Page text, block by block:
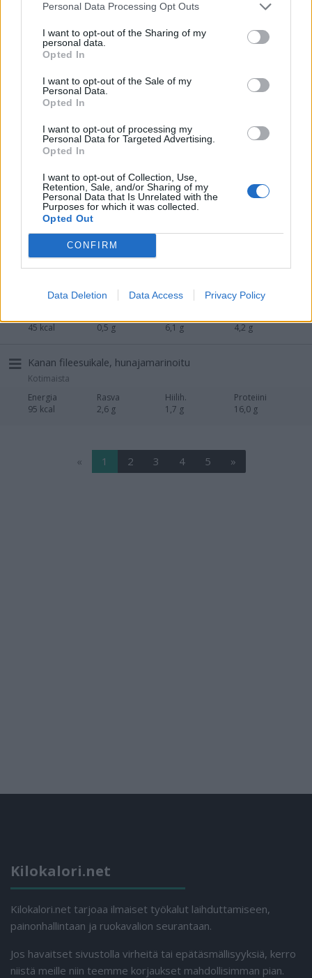
Personal Data Processing Opt Outs
I want to opt-out of the Sharing of my
personal data.
Opted In
I want to opt-out of the Sale of my
Personal Data.
Opted In
I want to opt-out of processing my
Personal Data for Targeted Advertising.
Opted In
I want to opt-out of Collection, Use,
Retention, Sale, and/or Sharing of my
Personal Data that Is Unrelated with the
Purposes for which it was collected.
Opted Out
CONFIRM
Data Deletion Data Access Privacy Policy
Sika-nauta jauheliha 23%
Kotimaista
275 kcal
23,0 g
0,0 g
17,0 g
Kotimaista
Energia
Pikakaurahiutale
Kotimaista
Energia
Rasva
6,5 g
Hiilih.
Proteiini
Kotimaista
45 kcal
0,5 g
6,1 g
4,2 g
Kanan fileesuikale, hunajamarinoitu
Kotimaista
Energia
95 kcal
Rasva
2,6 g
Hiilih.
1,7 g
Proteiini
16,0 g
« 1 2 3 4 5 »
Kilokalori.net
Kilokalori.net tarjoaa ilmaiset työkalut laihduttamiseen,
painonhallintaan ja ruokavalion seurantaan.
Jos havaitset sivustolla virheitä tai epätäsmällisyyksiä, kerro
niistä meille niin teemme korjaukset mahdollisimman pian.